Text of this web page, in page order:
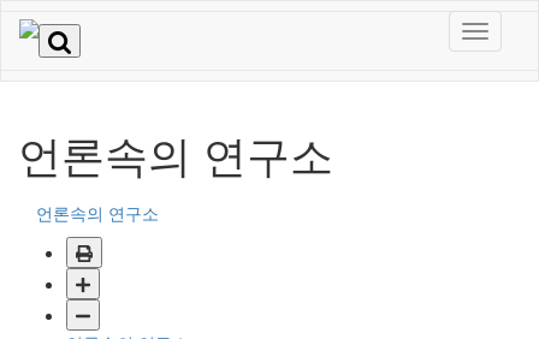
언론속의 연구소
언론속의 연구소